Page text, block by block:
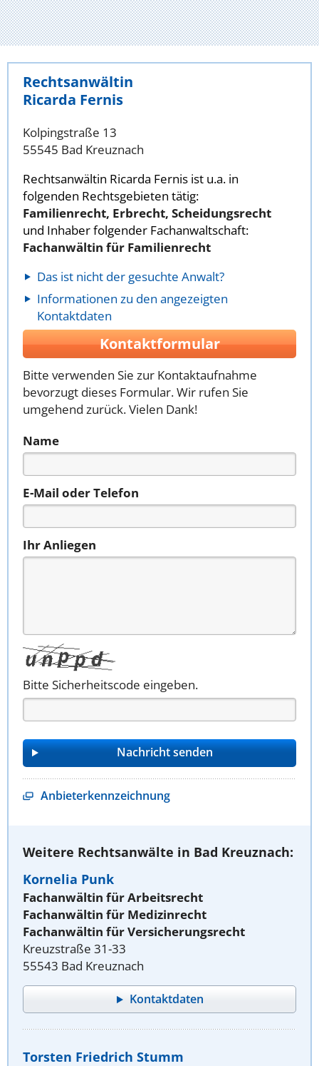
Rechtsanwältin
Ricarda Fernis
Kolpingstraße 13
55545 Bad Kreuznach
Rechtsanwältin Ricarda Fernis ist u.a. in
folgenden Rechtsgebieten tätig:
Familienrecht, Erbrecht, Scheidungsrecht
und Inhaber folgender Fachanwaltschaft:
Fachanwältin für Familienrecht
Das ist nicht der gesuchte Anwalt?
Informationen zu den angezeigten
Kontaktdaten
Kontaktformular
Bitte verwenden Sie zur Kontaktaufnahme
bevorzugt dieses Formular. Wir rufen Sie
umgehend zurück. Vielen Dank!
Name
E-Mail oder Telefon
Ihr Anliegen
Bitte Sicherheitscode eingeben.
Anbieterkennzeichnung
Weitere Rechtsanwälte in Bad Kreuznach:
Kornelia Punk
Fachanwältin für Arbeitsrecht
Fachanwältin für Medizinrecht
Fachanwältin für Versicherungsrecht
Kreuzstraße 31-33
55543 Bad Kreuznach
Kontaktdaten
Torsten Friedrich Stumm